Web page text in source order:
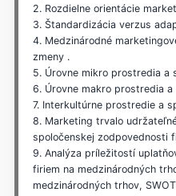
2. Rozdielne orientácie
3. Štandardizácia verzus
4. Medzinárodné
zmeny .
5. Úrovne mikro prostredia a
6. Úrovne makro prostredia
7. Interkultúrne prostredie a
8. Marketing trvalo
spoločenskej zodpovednosti
9. Analýza príležitostí
firiem na medzinárodných
medzinárodných trhov,